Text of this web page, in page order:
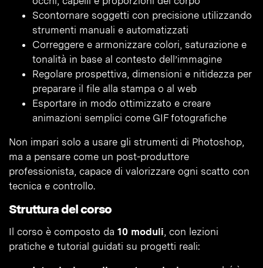
Scontornare soggetti con precisione utilizzando
strumenti manuali e automatizzati
Correggere e armonizzare colori, saturazione e
tonalità in base al contesto dell’immagine
Regolare prospettiva, dimensioni e nitidezza per
preparare il file alla stampa o al web
Esportare in modo ottimizzato e creare
animazioni semplici come GIF fotografiche
Non impari solo a usare gli strumenti di Photoshop,
ma a pensare come un post-produttore
professionista, capace di valorizzare ogni scatto con
tecnica e controllo.
Struttura del corso
Il corso è composto da 10 moduli, con lezioni
pratiche e tutorial guidati su progetti reali: